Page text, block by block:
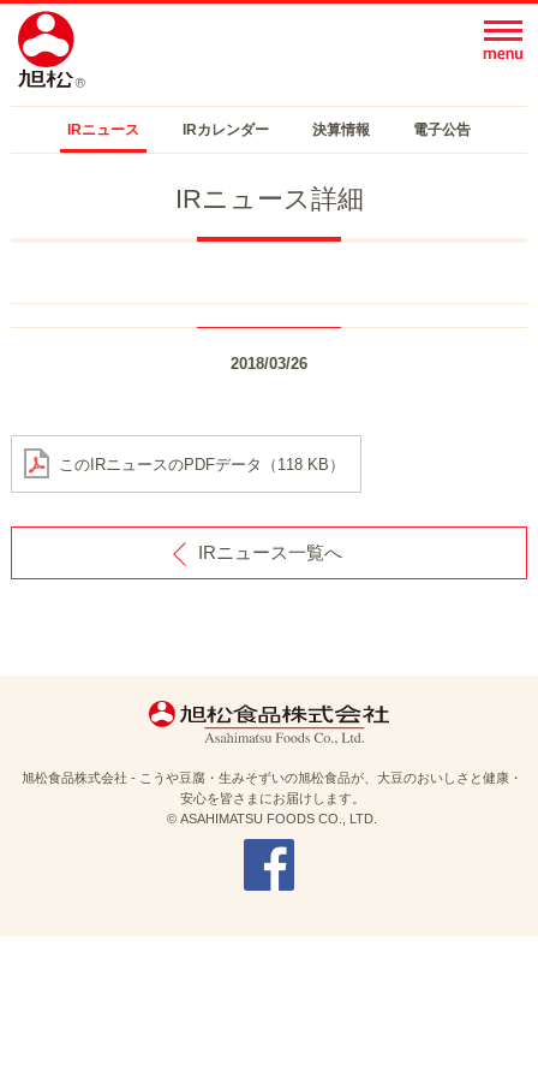
IRニュース IRカレンダー 決算情報 電子公告
IRニュース詳細
2018/03/26
このIRニュースのPDFデータ（118 KB）
IRニュース一覧へ
旭松食品株式会社 - こうや豆腐・生みそずいの旭松食品が、大豆のおいしさと健康・
安心を皆さまにお届けします。
© ASAHIMATSU FOODS CO., LTD.